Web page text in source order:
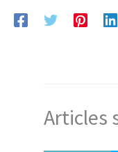
de ventilation
Articles